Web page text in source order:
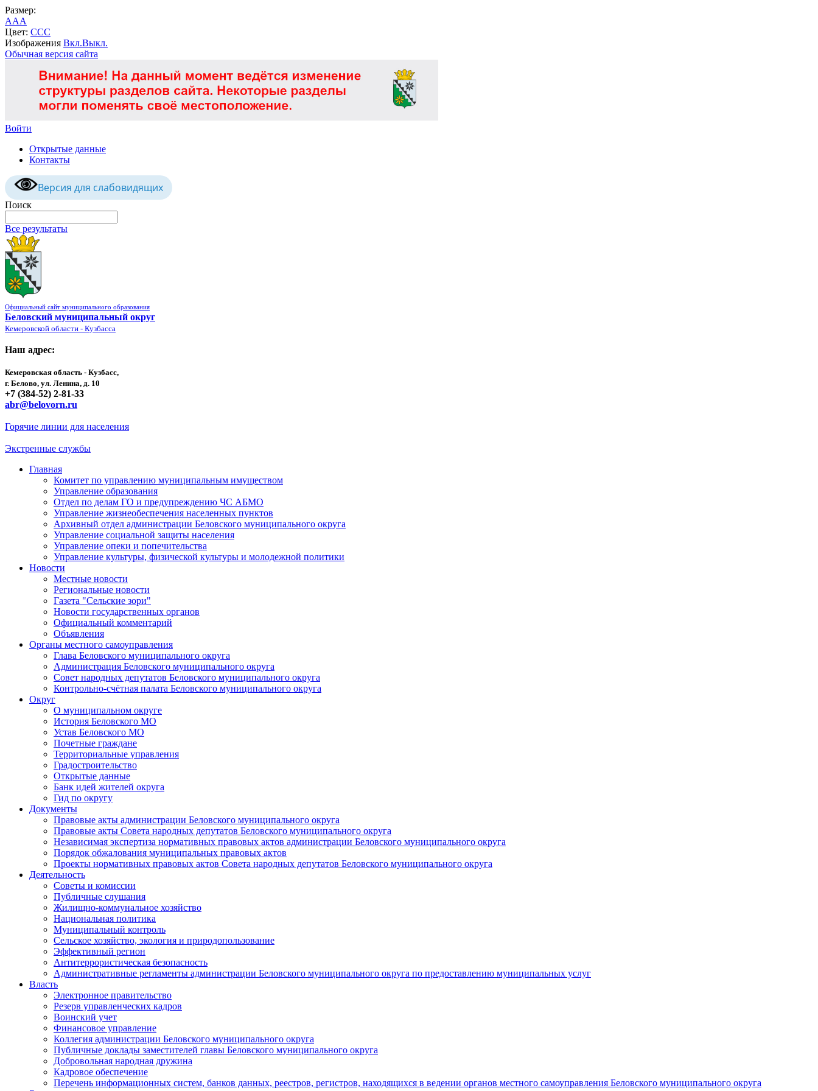
Размер:
AAA
Цвет: CCC
Изображения Вкл.Выкл.
Обычная версия сайта
Войти
Открытые данные
Контакты
Версия для слабовидящих
Поиск
Все результаты
Официальный сайт муниципального образования
Беловский муниципальный округ
Кемеровской области - Кузбасса
Наш адрес:
Кемеровская область - Кузбасс,
г. Белово, ул. Ленина, д. 10
+7 (384-52) 2-81-33
abr@belovorn.ru
Горячие линии для населения
Экстренные службы
Главная
Комитет по управлению муниципальным имуществом
Управление образования
Отдел по делам ГО и предупреждению ЧС АБМО
Управление жизнеобеспечения населенных пунктов
Архивный отдел администрации Беловского муниципального округа
Управление социальной защиты населения
Управление опеки и попечительства
Управление культуры, физической культуры и молодежной политики
Новости
Местные новости
Региональные новости
Газета "Сельские зори"
Новости государственных органов
Официальный комментарий
Объявления
Органы местного самоуправления
Глава Беловского муниципального округа
Администрация Беловского муниципального округа
Совет народных депутатов Беловского муниципального округа
Контрольно-счётная палата Беловского муниципального округа
Округ
О муниципальном округе
История Беловского МО
Устав Беловского МО
Почетные граждане
Территориальные управления
Градостроительство
Открытые данные
Банк идей жителей округа
Гид по округу
Документы
Правовые акты администрации Беловского муниципального округа
Правовые акты Совета народных депутатов Беловского муниципального округа
Независимая экспертиза нормативных правовых актов администрации Беловского муниципального округа
Порядок обжалования муниципальных правовых актов
Проекты нормативных правовых актов Совета народных депутатов Беловского муниципального округа
Деятельность
Советы и комиссии
Публичные слушания
Жилищно-коммунальное хозяйство
Национальная политика
Муниципальный контроль
Сельское хозяйство, экология и природопользование
Эффективный регион
Антитеррористическая безопасность
Административные регламенты администрации Беловского муниципального округа по предоставлению муниципальных услуг
Власть
Электронное правительство
Резерв управленческих кадров
Воинский учет
Финансовое управление
Коллегия администрации Беловского муниципального округа
Публичные доклады заместителей главы Беловского муниципального округа
Добровольная народная дружина
Кадровое обеспечение
Перечень информационных систем, банков данных, реестров, регистров, находящихся в ведении органов местного самоуправления Беловского муниципального округа